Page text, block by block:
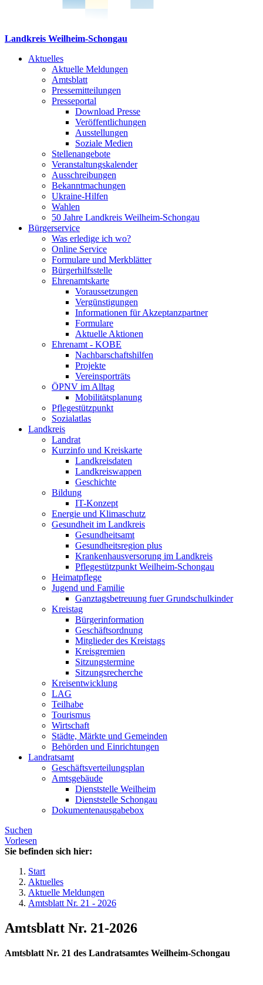
Landkreis Weilheim-Schongau
Aktuelles
Aktuelle Meldungen
Amtsblatt
Pressemitteilungen
Presseportal
Download Presse
Veröffentlichungen
Ausstellungen
Soziale Medien
Stellenangebote
Veranstaltungskalender
Ausschreibungen
Bekanntmachungen
Ukraine-Hilfen
Wahlen
50 Jahre Landkreis Weilheim-Schongau
Bürgerservice
Was erledige ich wo?
Online Service
Formulare und Merkblätter
Bürgerhilfsstelle
Ehrenamtskarte
Voraussetzungen
Vergünstigungen
Informationen für Akzeptanzpartner
Formulare
Aktuelle Aktionen
Ehrenamt - KOBE
Nachbarschaftshilfen
Projekte
Vereinsporträts
ÖPNV im Alltag
Mobilitätsplanung
Pflegestützpunkt
Sozialatlas
Landkreis
Landrat
Kurzinfo und Kreiskarte
Landkreisdaten
Landkreiswappen
Geschichte
Bildung
IT-Konzept
Energie und Klimaschutz
Gesundheit im Landkreis
Gesundheitsamt
Gesundheitsregion plus
Krankenhausversorung im Landkreis
Pflegestützpunkt Weilheim-Schongau
Heimatpflege
Jugend und Familie
Ganztagsbetreuung fuer Grundschulkinder
Kreistag
Bürgerinformation
Geschäftsordnung
Mitglieder des Kreistags
Kreisgremien
Sitzungstermine
Sitzungsrecherche
Kreisentwicklung
LAG
Teilhabe
Tourismus
Wirtschaft
Städte, Märkte und Gemeinden
Behörden und Einrichtungen
Landratsamt
Geschäftsverteilungsplan
Amtsgebäude
Dienststelle Weilheim
Dienststelle Schongau
Dokumentenausgabebox
Suchen
Vorlesen
Sie befinden sich hier:
Start
Aktuelles
Aktuelle Meldungen
Amtsblatt Nr. 21 - 2026
Amtsblatt Nr. 21-2026
Amtsblatt Nr. 21 des Landratsamtes Weilheim-Schongau